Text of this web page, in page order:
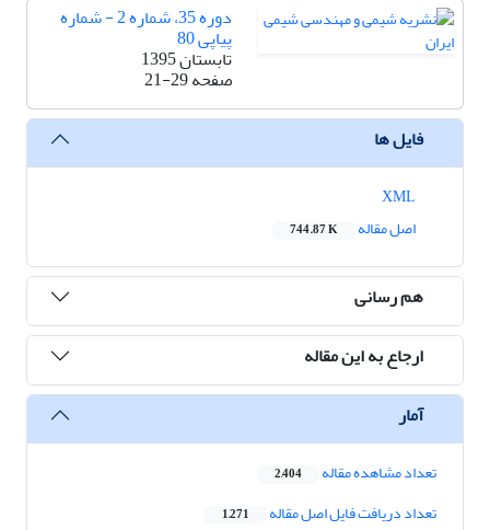
دوره 35، شماره 2 - شماره
پیاپی 80
تابستان 1395
صفحه21-29
فایل ها
اصل مقاله
744.87 K
هم رسانی
ارجاع به این مقاله
آمار
تعداد مشاهده مقاله 2,404
تعداد دریافت فایل اصل مقاله 1,271